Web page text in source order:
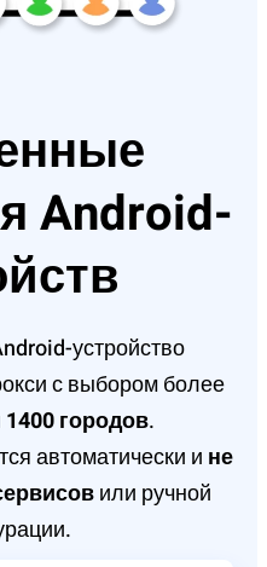
Android-
устройство
с выбором более
1400 городов.
автоматически и не
или ручной